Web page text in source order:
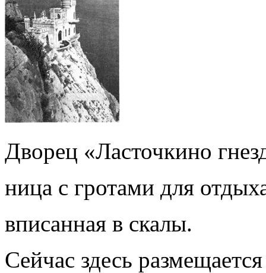
Дворец «Ласточкино
ница с гротами для
вписанная в скалы.
Сейчас здесь